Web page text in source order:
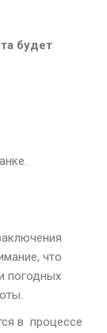
будет
что
погодных
в процессе